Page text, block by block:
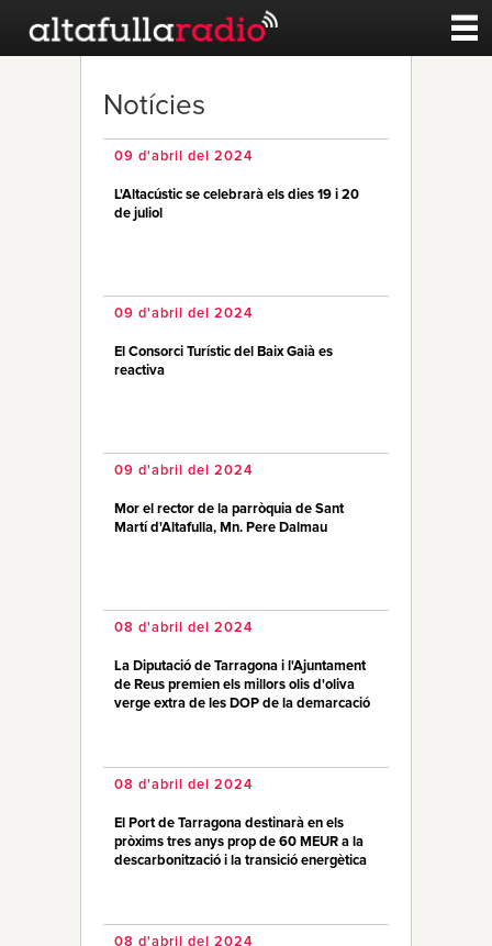
Qui Som
Notícies
09 d'abril del 2024
L'Altacústic se celebrarà els dies 19 i 20
de juliol
09 d'abril del 2024
El Consorci Turístic del Baix Gaià es
reactiva
09 d'abril del 2024
Mor el rector de la parròquia de Sant
Martí d'Altafulla, Mn. Pere Dalmau
08 d'abril del 2024
La Diputació de Tarragona i l'Ajuntament
de Reus premien els millors olis d'oliva
verge extra de les DOP de la demarcació
08 d'abril del 2024
El Port de Tarragona destinarà en els
pròxims tres anys prop de 60 MEUR a la
descarbonització i la transició energètica
08 d'abril del 2024